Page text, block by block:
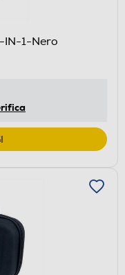
IN-1-Nero